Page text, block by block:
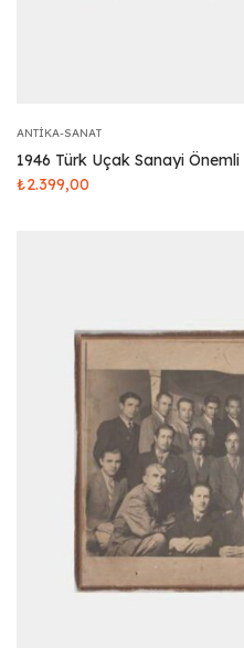
ANTIKA-SANAT
1946 Türk Uçak Sanayi
₺2.399,00